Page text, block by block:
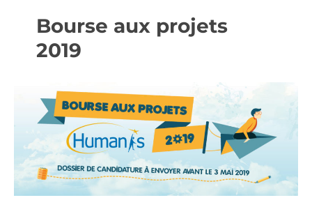
Bourse aux projets
2019